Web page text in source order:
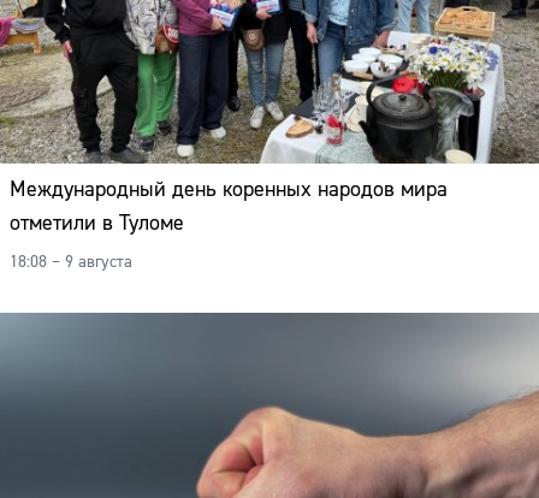
Международный день коренных народов мира
отметили в Туломе
18:08 – 9 августа